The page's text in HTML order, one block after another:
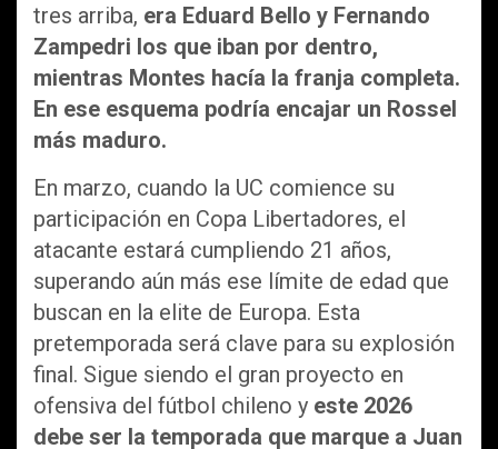
tres arriba, era Eduard Bello y Fernando
Zampedri los que iban por dentro,
mientras Montes hacía la franja completa.
En ese esquema podría encajar un Rossel
más maduro.
En marzo, cuando la UC comience su
participación en Copa Libertadores, el
atacante estará cumpliendo 21 años,
superando aún más ese límite de edad que
buscan en la elite de Europa. Esta
pretemporada será clave para su explosión
final. Sigue siendo el gran proyecto en
ofensiva del fútbol chileno y este 2026
debe ser la temporada que marque a Juan